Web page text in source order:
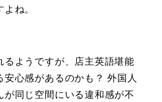
ね。
るようですが、店主英語堪能
心感があるのかも？ 外国人
が同じ空間にいる違和感が不